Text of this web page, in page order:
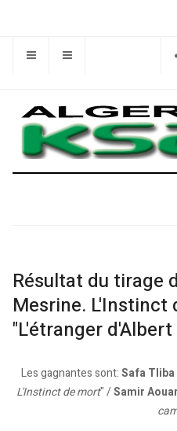
Résultat du tirage
Mesrine. L'Instinct
"L'étranger
Les gagnantes sont:Safa Tliba
L'Instinct de mort" /Samir Aouar